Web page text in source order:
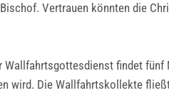
Vertrauen könnten die
findet
wird. Die Wallfahrtskollekte